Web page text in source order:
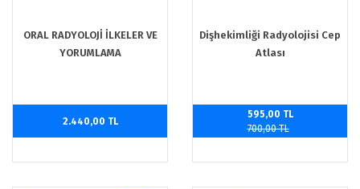
ORAL RADYOLOJİ İLKELER VE
YORUMLAMA
2.440,00 TL
Dişhekimliği Radyolojisi Cep
Atlası
595,00 TL
700,00 TL